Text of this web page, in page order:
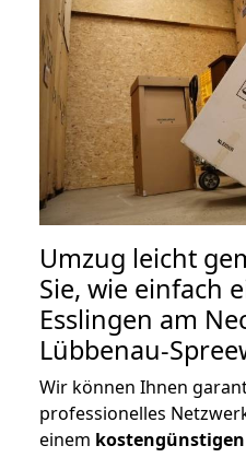
Umzug leicht
Sie, wie einfach
Esslingen am
Lübbenau-
Wir können Ihnen
professionelles
einem kostengünstigen